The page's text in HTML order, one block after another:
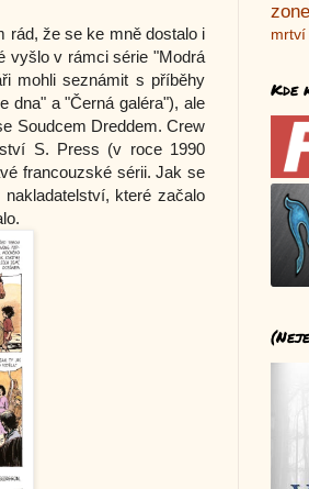
rád, že se ke mně dostalo i
vyšlo v rámci série "Modrá
mohli seznámit s příběhy
dna" a "Černá galéra"), ale
Soudcem Dreddem. Crew
S. Press (v roce 1990
francouzské sérii. Jak se
které začalo
mrtví
Kde